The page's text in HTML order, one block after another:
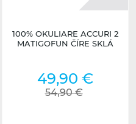
100% OKULIARE ACCURI 2
MATIGOFUN ČÍRE SKLÁ
49,90 €
54,90 €